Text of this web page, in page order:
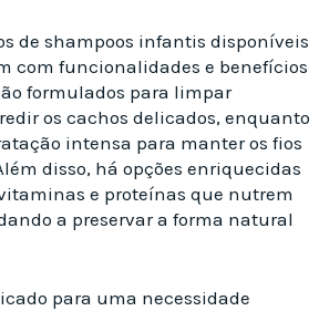
de shampoos infantis disponíveis
com funcionalidades e benefícios
formulados para limpar
os cachos delicados, enquanto
intensa para manter os fios
disso, há opções enriquecidas
e proteínas que nutrem
a preservar a forma natural
para uma necessidade